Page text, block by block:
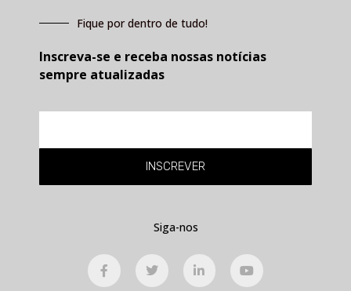
Fique por dentro de tudo!
Inscreva-se e receba nossas notícias
sempre atualizadas
INSCREVER
Siga-nos
F
a
c
T
w
i
L
i
n
Y
o
u